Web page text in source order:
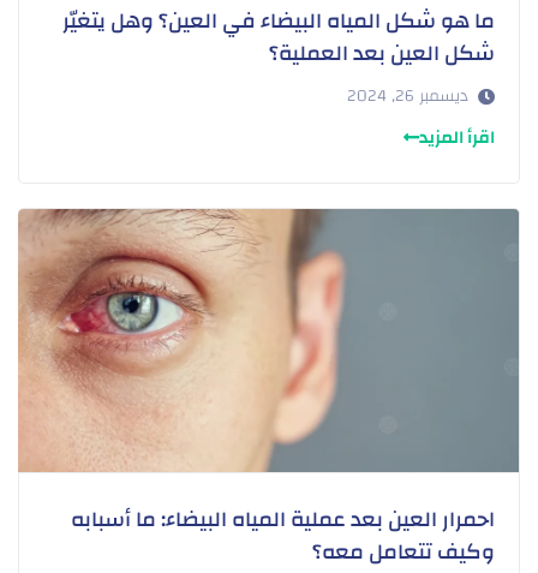
ما هو شكل المياه البيضاء في العين؟ وهل يتغيّر
شكل العين بعد العملية؟
ديسمبر 26, 2024
اقرأ المزيد
احمرار العين بعد عملية المياه البيضاء: ما أسبابه
وكيف تتعامل معه؟